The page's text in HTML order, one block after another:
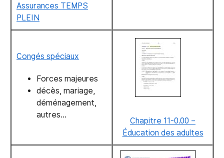
Assurances TEMPS
PLEIN
Congés spéciaux
Forces majeures
décès, mariage,
déménagement,
autres…
Chapitre 11-0.00 –
Éducation des adultes